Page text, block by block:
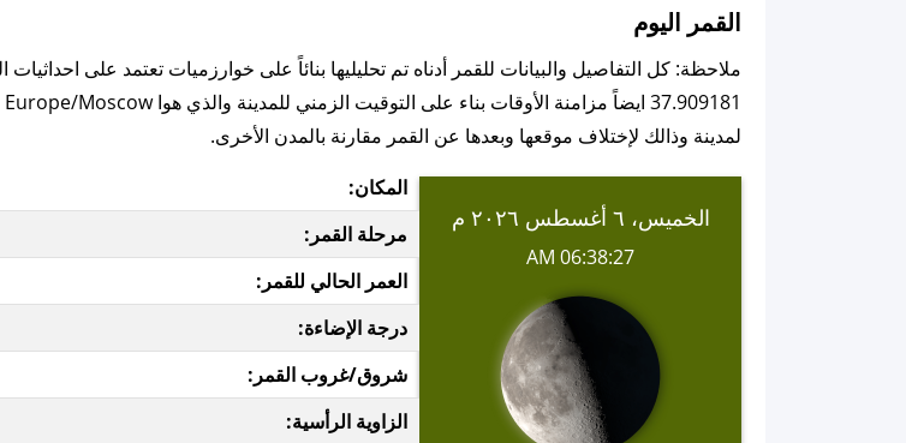
القمر اليوم
لمدينة وذالك لإختلاف موقعها وبعدها عن القمر مقارنة بالمدن الأخرى.
الخميس، ٦ أغسطس ٢٠٢٦ م
06:38:27 AM
المكان:
مرحلة القمر:
العمر الحالي للقمر:
درجة الإضاءة:
شروق/غروب القمر:
الزاوية الرأسية: